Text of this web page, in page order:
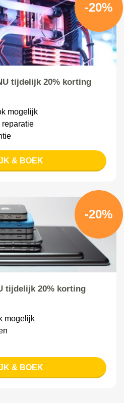
-20%
tijdelijk 20% korting
mogelijk
reparatie
& BOEK
-20%
tijdelijk 20% korting
mogelijk
& BOEK